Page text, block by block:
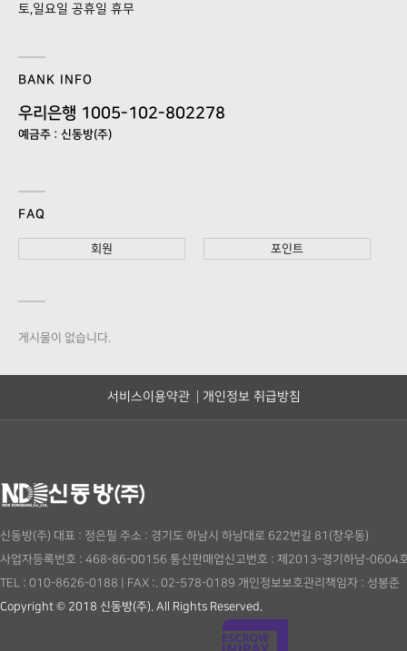
토,일요일 공휴일 휴무
BANK INFO
우리은행 1005-102-802278
예금주 : 신동방(주)
FAQ
회원 포인트
게시물이 없습니다.
서비스이용약관 개인정보 취급방침
신동방(주) 대표 : 정은필 주소 : 경기도 하남시 하남대로 622번길 81(창우동)
사업자등록번호 : 468-86-00156 통신판매업신고번호 : 제2013-경기하남-0604
TEL : 010-8626-0188
FAX :. 02-578-0189 개인정보보호관리책임자 : 성봉준
Copyright © 2018 신동방(주). All Rights Reserved.